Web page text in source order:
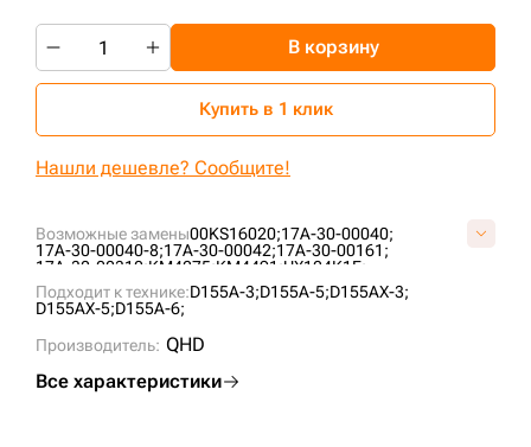
Возможные замены00KS16020;17A-30-00040;
17A-30-00040-8;17A-30-00042;17A-30-00161;
17A-30-00310;KM4275;KM4491;UX124K1E;
Подходит к технике:D155A-3;D155A-5;D155AX-3;
D155AX-5;D155A-6;
Производитель: QHD
Все характеристики
В корзину
Купить в 1 клик
Нашли дешевле? Сообщите!